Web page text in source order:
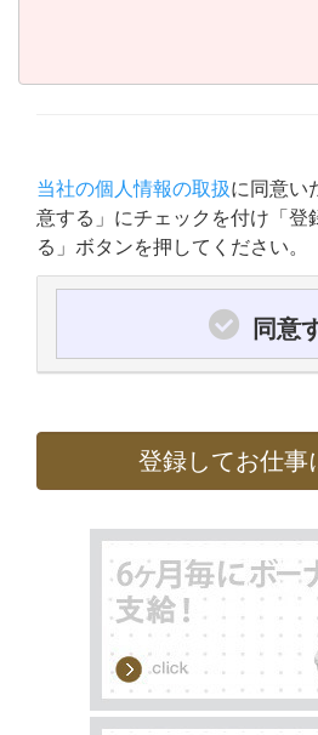
当社の個人情報の取扱に同意い
意する」にチェックを付け「登
る」ボタンを押してください。
同意